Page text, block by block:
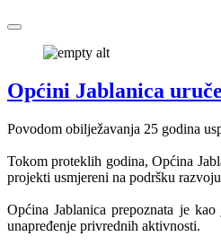
Općini Jablanica
Povodom obilježavanja 25 godina
Tokom proteklih godina, Općina
projekti usmjereni na podršku
Općina Jablanica prepoznata je
unapređenje privrednih aktivnosti.